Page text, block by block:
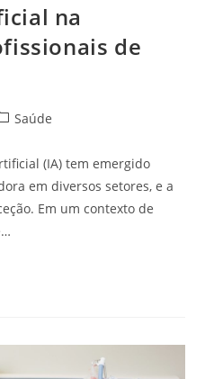
na
de
Saúde
(IA) tem emergido
em diversos setores, e a
Em um contexto de